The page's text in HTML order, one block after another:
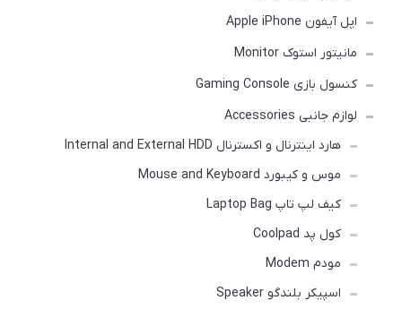
اپل آیفون Apple iPhone
مانیتور استوک Monitor
کنسول بازی Gaming Console
لوازم جانبی Accessories
هارد اینترنال و اکسترنال Internal and External HDD
موس و کیبورد Mouse and Keyboard
کیف لپ تاپ Laptop Bag
کول پد Coolpad
مودم Modem
اسپیکر بلندگو Speaker